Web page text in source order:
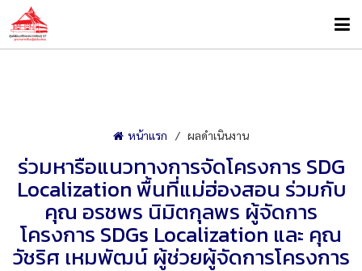
หน้าแรก ผลดำเนินงาน
ร่วมหารือแนวทางการจัดโครงการ SDG
Localization พื้นที่แม่ฮ่องสอน ร่วมกับ
คุณ อรชพร นิมิตกุลพร ผู้จัดการ
โครงการ SDGs Localization และ คุณ
วัชริศ เหมพัฒน์ ผู้ช่วยผู้จัดการโครงการ